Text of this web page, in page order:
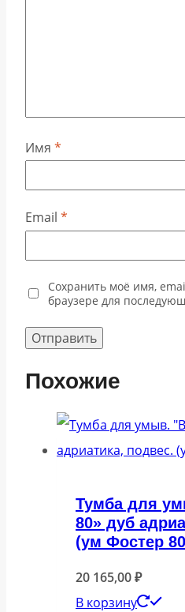
Имя *
Email *
Сохранить моё имя,
браузере для
Похожие
Тумба для
80» дуб
(ум Фостер
20 165,00₽
В корзину